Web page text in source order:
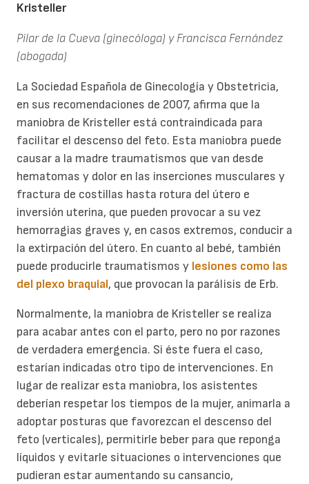
Kristeller
Pilar de la Cueva (ginecóloga) y Francisca Fernández
(abogada)
La Sociedad Española de Ginecología y Obstetricia,
en sus recomendaciones de 2007, afirma que la
maniobra de Kristeller está contraindicada para
facilitar el descenso del feto. Esta maniobra puede
causar a la madre traumatismos que van desde
hematomas y dolor en las inserciones musculares y
fractura de costillas hasta rotura del útero e
inversión uterina, que pueden provocar a su vez
hemorragias graves y, en casos extremos, conducir a
la extirpación del útero. En cuanto al bebé, también
puede producirle traumatismos y lesiones como las
del plexo braquial, que provocan la parálisis de Erb.
Normalmente, la maniobra de Kristeller se realiza
para acabar antes con el parto, pero no por razones
de verdadera emergencia. Si éste fuera el caso,
estarían indicadas otro tipo de intervenciones. En
lugar de realizar esta maniobra, los asistentes
deberían respetar los tiempos de la mujer, animarla a
adoptar posturas que favorezcan el descenso del
feto (verticales), permitirle beber para que reponga
líquidos y evitarle situaciones o intervenciones que
pudieran estar aumentando su cansancio,